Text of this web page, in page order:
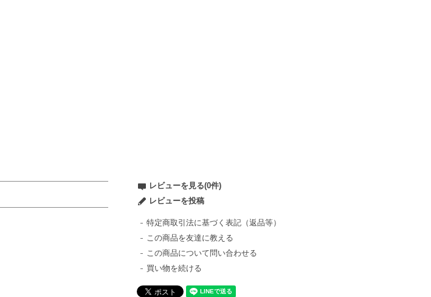
レビューを見る(0件)
レビューを投稿
特定商取引法に基づく表記（返品等）
この商品を友達に教える
この商品について問い合わせる
買い物を続ける